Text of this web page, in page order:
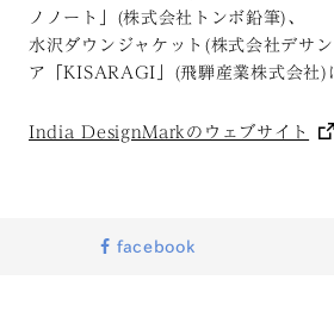
ノノート」(株式会社トンボ鉛筆)、
水沢ダウンジャケット(株式会社デサ
ア「KISARAGI」(飛騨産業株式会社)
India DesignMarkのウェブサイト
facebook